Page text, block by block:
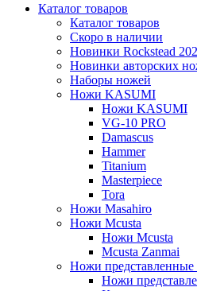
Каталог товаров
Каталог товаров
Скоро в наличии
Новинки Rockstead
Новинки авторских
Наборы ножей
Ножи KASUMI
Ножи KASUMI
VG-10 PRO
Damascus
Hammer
Titanium
Masterpiece
Tora
Ножи Masahiro
Ножи Mcusta
Ножи Mcusta
Mcusta Zanmai
Ножи представленные
Ножи